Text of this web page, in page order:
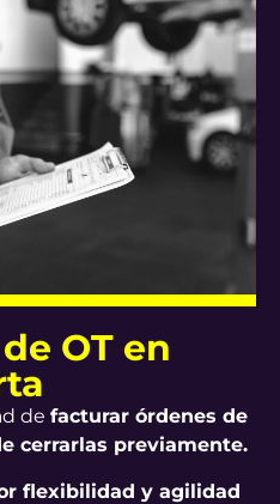
OT en
de facturar órdenes de
cerrarlas previamente.
flexibilidad y agilidad